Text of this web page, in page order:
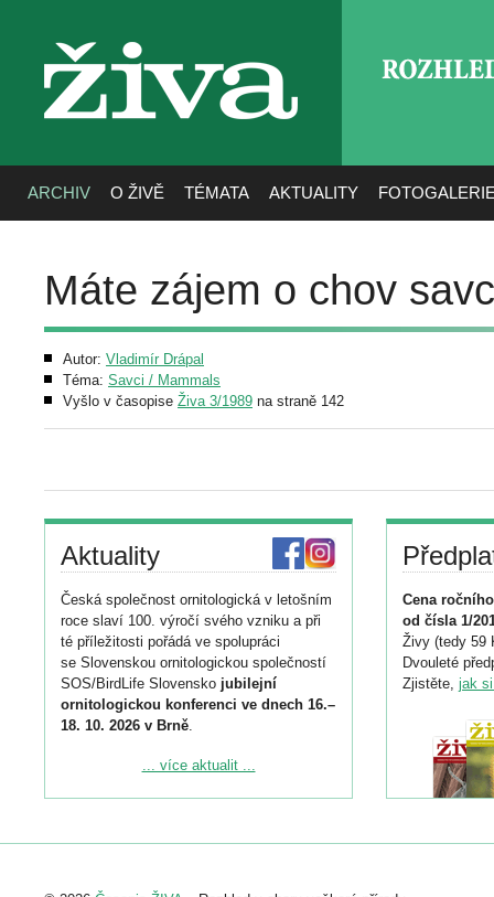
živa
ARCHIV O ŽIVĚ TÉMATA AKTUALITY
Máte zájem o chov
Autor: Vladimír Drápal
Téma: Savci / Mammals
Vyšlo v časopise Živa 3/1989 na straně 142
Aktuality
Česká společnost ornitologická v letošním
roce slaví 100. výročí svého vzniku a při
té příležitosti pořádá ve spolupráci
se Slovenskou ornitologickou společností
SOS/BirdLife Slovensko jubilejní
ornitologickou konferenci ve dnech 16.–
18. 10. 2026 v Brně.
Podrobnější informace ke konferenci
Registrovat se můžete do 6. září.
... více aktualit ...
Cena
od čísla 1/
Živy (tedy 59
Dvouleté
Zjistěte, jak